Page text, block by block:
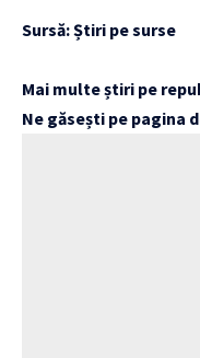
Sursă:Știri pe surse
Mai multe știri pe
Ne găsești pe pagina